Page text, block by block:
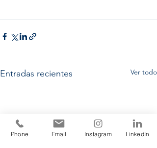
Entradas recientes Ver todo
Phone Email Instagram LinkedIn